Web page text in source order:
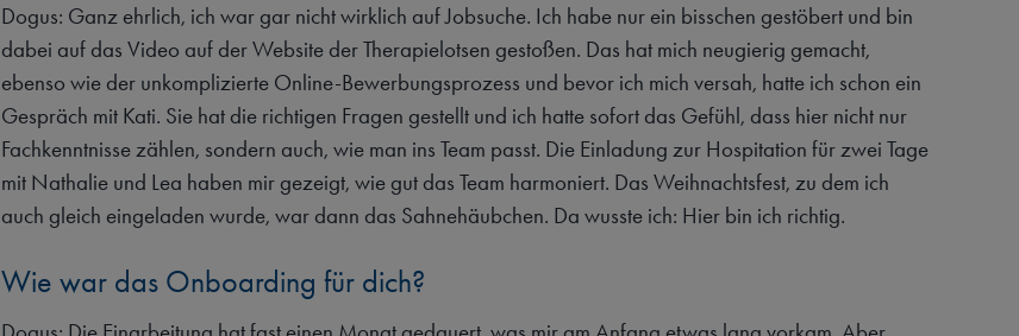
Dogus: Ganz ehrlich, ich war gar nicht wirklich auf Jobsuche. Ich habe nur ein bisschen gestöbert und bin
dabei auf das Video auf der Website der Therapielotsen gestoßen. Das hat mich neugierig gemacht,
ebenso wie der unkomplizierte Online-Bewerbungsprozess und bevor ich mich versah, hatte ich schon ein
Gespräch mit Kati. Sie hat die richtigen Fragen gestellt und ich hatte sofort das Gefühl, dass hier nicht nur
Fachkenntnisse zählen, sondern auch, wie man ins Team passt. Die Einladung zur Hospitation für zwei Tage
mit Nathalie und Lea haben mir gezeigt, wie gut das Team harmoniert. Das Weihnachtsfest, zu dem ich
auch gleich eingeladen wurde, war dann das Sahnehäubchen. Da wusste ich: Hier bin ich richtig.
Wie war das Onboarding für dich?